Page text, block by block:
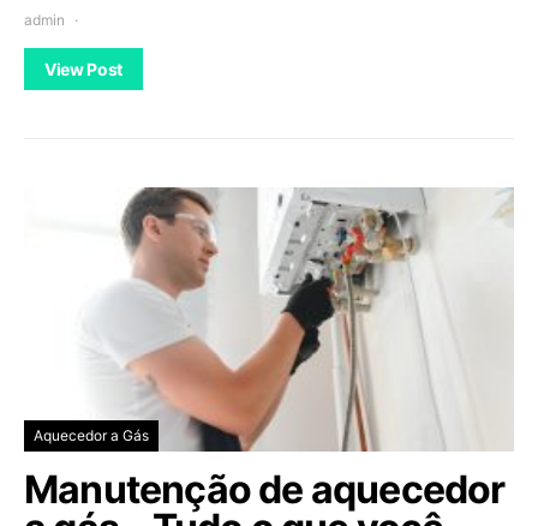
admin
View Post
Aquecedor a Gás
Manutenção de aquecedor